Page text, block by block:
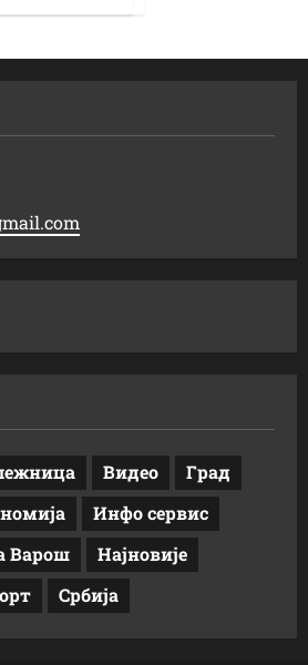
Видео
Град
Инфо сервис
Варош
Најновије
Србија